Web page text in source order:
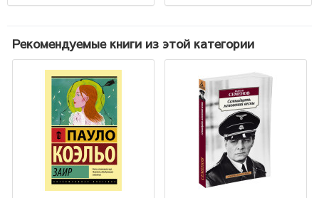
Рекомендуемые книги из этой категории